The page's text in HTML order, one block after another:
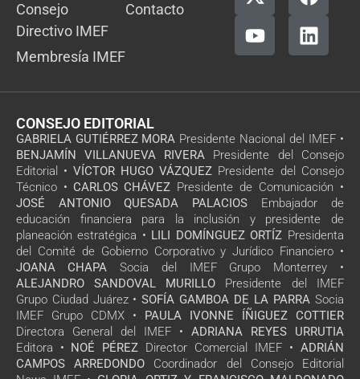
Consejo
Directivo IMEF
Membresía IMEF
Contacto
CONSEJO EDITORIAL
GABRIELA GUTIÉRREZ MORA Presidente Nacional del IMEF •
BENJAMÍN VILLANUEVA RIVERA Presidente del Consejo
Editorial • VÍCTOR HUGO VÁZQUEZ Presidente del Consejo
Técnico • CARLOS CHÁVEZ Presidente de Comunicación •
JOSÉ ANTONIO QUESADA PALACIOS Embajador de
educación financiera para la inclusión y presidente de
planeación estratégica • LILI DOMÍNGUEZ ORTÍZ Presidenta
del Comité de Gobierno Corporativo y Jurídico Financiero •
JOANA CHAPA Socia del IMEF Grupo Monterrey •
ALEJANDRO SANDOVAL MURILLO Presidente del IMEF
Grupo Ciudad Juárez • SOFÍA GAMBOA DE LA PARRA Socia
IMEF Grupo CDMX • PAULA IVONNE ÍÑIGUEZ COTTIER
Directora General del IMEF • ADRIANA REYES URRUTIA
Editora • NOÉ PÉREZ Director Comercial IMEF • ADRIÁN
CAMPOS ARREDONDO Coordinador del Consejo Editorial